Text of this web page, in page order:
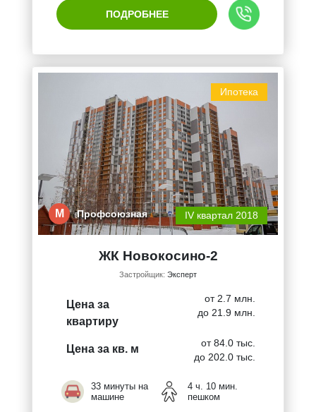
ПОДРОБНЕЕ
Ипотека
М Профсоюзная IV квартал 2018
ЖК Новокосино-2
Застройщик: Эксперт
Цена за
квартиру
от 2.7 млн.
до 21.9 млн.
Цена за кв. м
от 84.0 тыс.
до 202.0 тыс.
33 минуты на
машине
4 ч. 10 мин.
пешком